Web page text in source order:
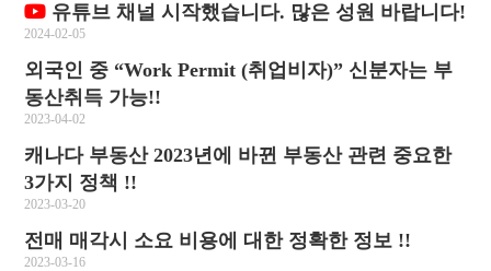
유튜브 채널 시작했습니다. 많은 성원 바랍니다!
2024-02-05
외국인 중 “Work Permit (취업비자)” 신분자는 부
동산취득 가능!!
2023-04-02
캐나다 부동산 2023년에 바뀐 부동산 관련 중요한
3가지 정책 !!
2023-03-20
전매 매각시 소요 비용에 대한 정확한 정보 !!
2023-03-16